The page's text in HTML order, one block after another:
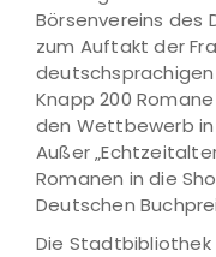
Börsenvereins des
zum Auftakt der
deutschsprachigen
Knapp 200
den Wettbewerb
Außer
Romanen in die
Deutschen
Die